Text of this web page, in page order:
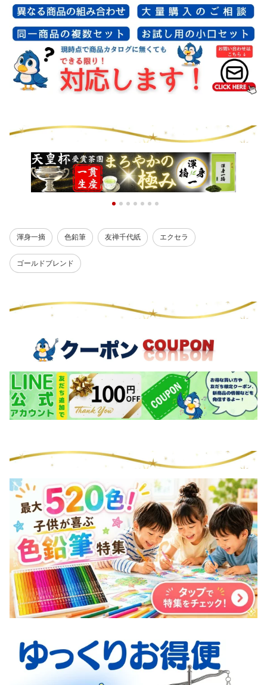
渾身一摘 色鉛筆 友禅千代紙 エクセラ
ゴールドブレンド